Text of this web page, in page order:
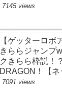
7145 views
【ゲッターロボ
きららジャンプ
クきらら枠説！
DRAGON！【
想まとめ・第１
7091 views